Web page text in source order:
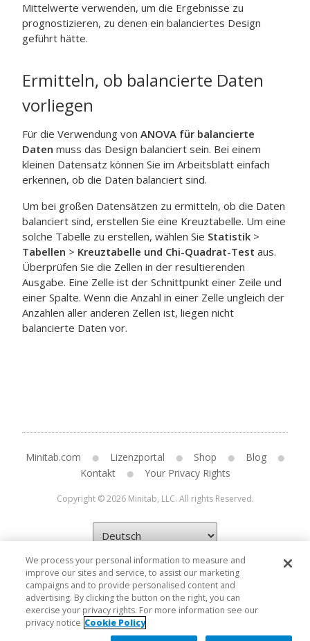
Mittelwerte verwenden, um die Ergebnisse zu
prognostizieren, zu denen ein balanciertes Design
geführt hätte.
Ermitteln, ob balancierte Daten
vorliegen
Für die Verwendung von ANOVA für balancierte
Daten muss das Design balanciert sein. Bei einem
kleinen Datensatz können Sie im Arbeitsblatt einfach
erkennen, ob die Daten balanciert sind.
Um bei großen Datensätzen zu ermitteln, ob die Daten
balanciert sind, erstellen Sie eine Kreuztabelle. Um eine
solche Tabelle zu erstellen, wählen Sie Statistik >
Tabellen > Kreuztabelle und Chi-Quadrat-Test aus.
Überprüfen Sie die Zellen in der resultierenden
Ausgabe. Eine Zelle ist der Schnittpunkt einer Zeile und
einer Spalte. Wenn die Anzahl in einer Zelle ungleich der
Anzahlen aller anderen Zellen ist, liegen nicht
balancierte Daten vor.
Minitab.com Lizenzportal Shop
Blog
Kontakt
Your Privacy Rights
Copyright © 2026 Minitab, LLC. All rights Reserved.
We process your personal information to measure and
improve our sites and service, to assist our marketing
campaigns and to provide personalised content and
advertising. By clicking the button on the right, you can
exercise your privacy rights. For more information see our
privacy notice Cookie Policy